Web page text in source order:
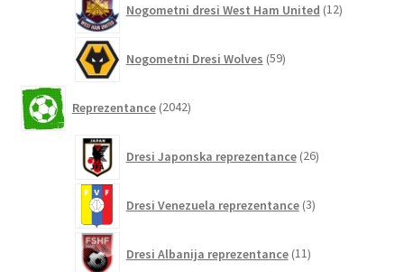
Nogometni dresi West Ham United 12izdelkov
Nogometni Dresi Wolves 59izdelkov
Reprezentance 2042izdelkov
Dresi Japonska reprezentance 26izdelkov
Dresi Venezuela reprezentance 3izdelki
Dresi Albanija reprezentance 11izdelkov